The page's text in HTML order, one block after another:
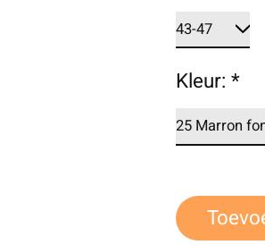
Kleur:*